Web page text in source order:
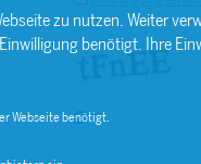
zu nutzen. Weiter
benötigt. Ihre
Webseite benötigt.